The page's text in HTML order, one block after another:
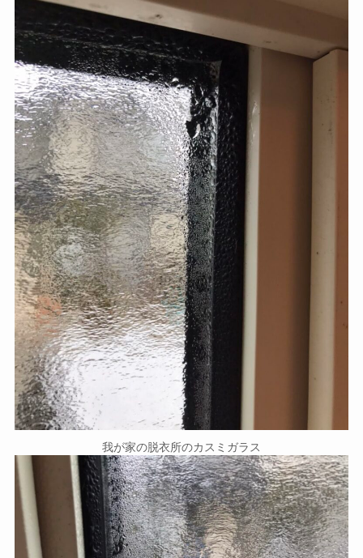
我が家の脱衣所のカスミガラス